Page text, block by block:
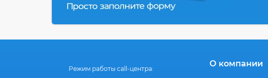
Режим работы call-центра:
О компании